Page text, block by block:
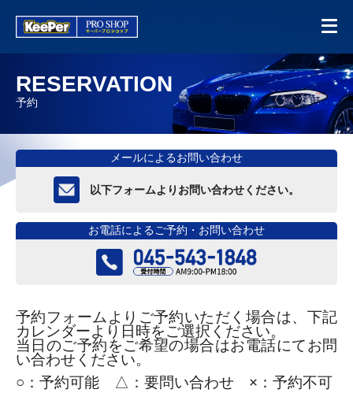
RESERVATION
予約
メールによるお問い合わせ
以下フォームよりお問い合わせください。
お電話によるご予約・お問い合わせ
予約フォームよりご予約いただく場合は、下記
カレンダーより日時をご選択ください。
当日のご予約をご希望の場合はお電話にてお問
い合わせください。
○： 予約可能 △：要問い合わせ ×：予約不可